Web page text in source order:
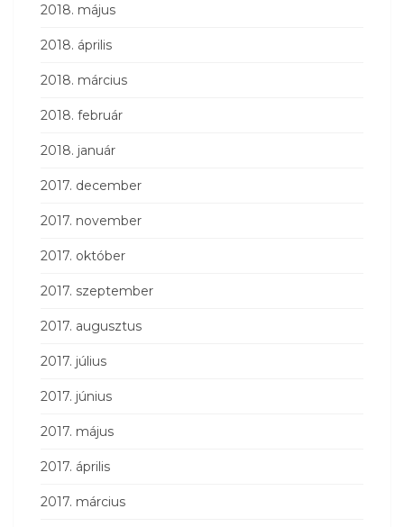
2018. május
2018. április
2018. március
2018. február
2018. január
2017. december
2017. november
2017. október
2017. szeptember
2017. augusztus
2017. július
2017. június
2017. május
2017. április
2017. március